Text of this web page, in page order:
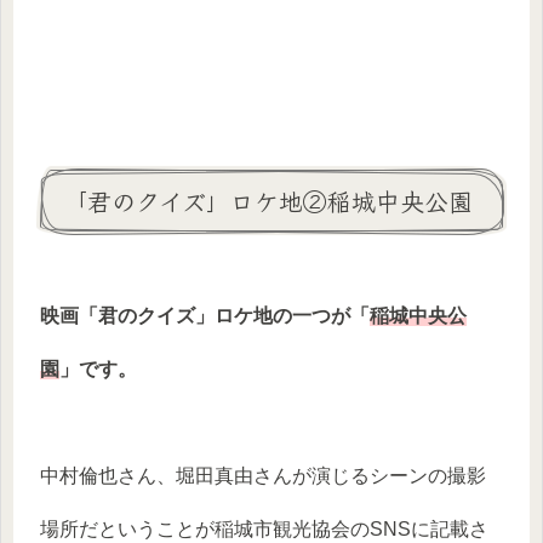
「君のクイズ」ロケ地②稲城中央公園
映画「君のクイズ」ロケ地の一つが「 稲城中央公
園 」です。
中村倫也さん、堀田真由さんが演じるシーンの撮影
場所だということが稲城市観光協会のSNSに記載さ